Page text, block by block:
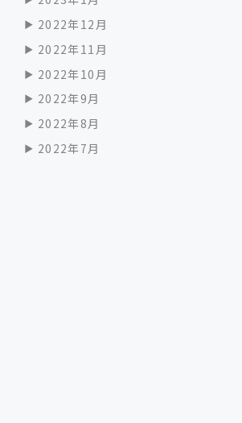
2022年12月
2022年11月
2022年10月
2022年9月
2022年8月
2022年7月